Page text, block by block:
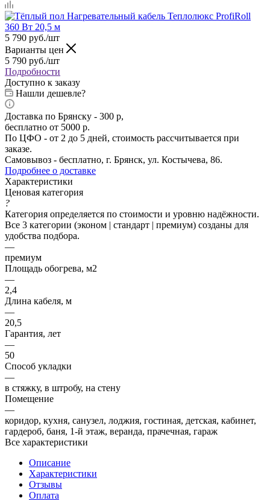
5 790 руб./шт
Варианты цен
5 790 руб./шт
Подробности
Доступно к заказу
Нашли дешевле?
Доставка по Брянску - 300 р,
бесплатно от 5000 р.
По ЦФО - от 2 до 5 дней, стоимость рассчитывается при
заказе.
Самовывоз - бесплатно, г. Брянск, ул. Костычева, 86.
Подробнее о доставке
Характеристики
Ценовая категория
?
Категория определяется по стоимости и уровню надёжности.
Все 3 категории (эконом | стандарт | премиум) созданы для
удобства подбора.
—
премиум
Площадь обогрева, м2
—
2,4
Длина кабеля, м
—
20,5
Гарантия, лет
—
50
Способ укладки
—
в стяжку, в штробу, на стену
Помещение
—
коридор, кухня, санузел, лоджия, гостиная, детская, кабинет,
гардероб, баня, 1-й этаж, веранда, прачечная, гараж
Все характеристики
Описание
Характеристики
Отзывы
Оплата